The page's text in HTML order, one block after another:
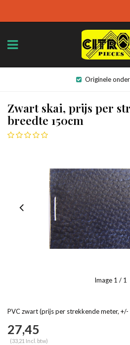
Originele
Zwart skai, prijs per
breedte 150cm
Image 1 / 1
PVC zwart (prijs per strekkende meter,
27,45
(33,21 Incl. btw)